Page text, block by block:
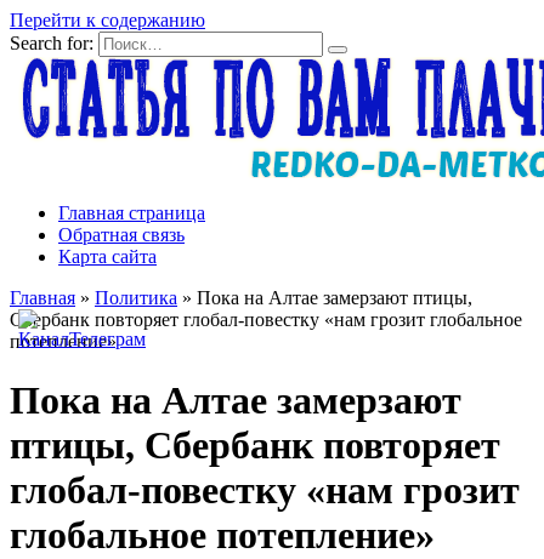
Перейти к содержанию
Search for:
Главная страница
Обратная связь
Карта сайта
Главная » Политика » Пока на Алтае замерзают птицы,
Сбербанк повторяет глобал-повестку «нам грозит глобальное
потепление»
Пока на Алтае замерзают
птицы, Сбербанк повторяет
глобал-повестку «нам грозит
глобальное потепление»